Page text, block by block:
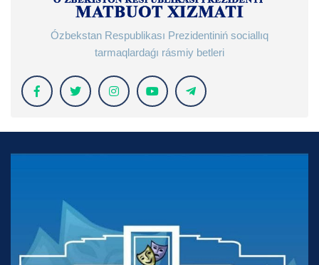
Ózbekstan Respublikası Prezidentiniń sociallıq
tarmaqlardaǵı rásmiy betleri